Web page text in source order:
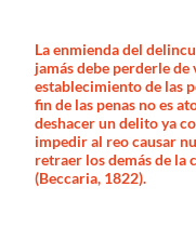
La enmienda del
jamás debe perderle
establecimiento de las
fin de las penas no es
deshacer un delito ya
impedir al reo causar
retraer los demás de la
(Beccaria, 1822).